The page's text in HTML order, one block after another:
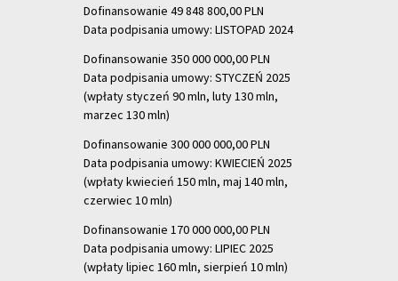
Dofinansowanie 49 848 800,00 PLN
Data podpisania umowy: LISTOPAD 2024
Dofinansowanie 350 000 000,00 PLN
Data podpisania umowy: STYCZEŃ 2025
(wpłaty styczeń 90 mln, luty 130 mln,
marzec 130 mln)
Dofinansowanie 300 000 000,00 PLN
Data podpisania umowy: KWIECIEŃ 2025
(wpłaty kwiecień 150 mln, maj 140 mln,
czerwiec 10 mln)
Dofinansowanie 170 000 000,00 PLN
Data podpisania umowy: LIPIEC 2025
(wpłaty lipiec 160 mln, sierpień 10 mln)